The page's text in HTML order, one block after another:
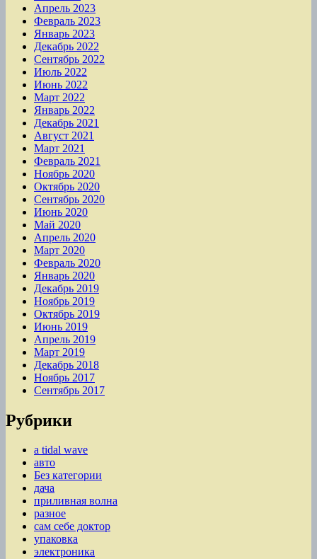
Апрель 2023
Февраль 2023
Январь 2023
Декабрь 2022
Сентябрь 2022
Июль 2022
Июнь 2022
Март 2022
Январь 2022
Декабрь 2021
Август 2021
Март 2021
Февраль 2021
Ноябрь 2020
Октябрь 2020
Сентябрь 2020
Июнь 2020
Май 2020
Апрель 2020
Март 2020
Февраль 2020
Январь 2020
Декабрь 2019
Ноябрь 2019
Октябрь 2019
Июнь 2019
Апрель 2019
Март 2019
Декабрь 2018
Ноябрь 2017
Сентябрь 2017
Рубрики
a tidal wave
авто
Без категории
дача
приливная волна
разное
сам себе доктор
упаковка
электроника